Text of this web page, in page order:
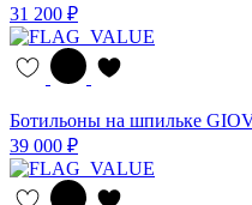
31 200 ₽
Ботильоны на шпильке
39 000 ₽